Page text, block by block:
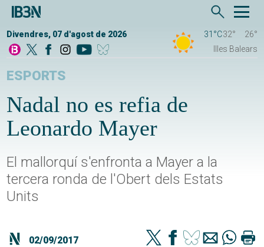
Divendres, 07 d'agost de 2026 31°C32°
26°
Illes Balears
ESPORTS
Nadal no es refia de
Leonardo Mayer
El mallorquí s'enfronta a Mayer a la
tercera ronda de l'Obert dels Estats
Units
02/09/2017